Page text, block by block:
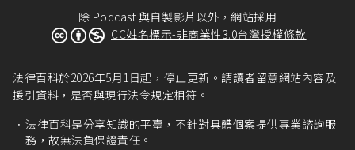
除 Podcast 與自製影片以外，網站採用
CC姓名標示-非商業性3.0台灣授權條款
法律百科於2026年5月1日起，停止更新。請讀者留意網站內容及
援引資料，是否與現行法令規定相符。
法律百科是分享知識的平臺，不針對具體個案提供專業諮詢服
務，故無法負保證責任。